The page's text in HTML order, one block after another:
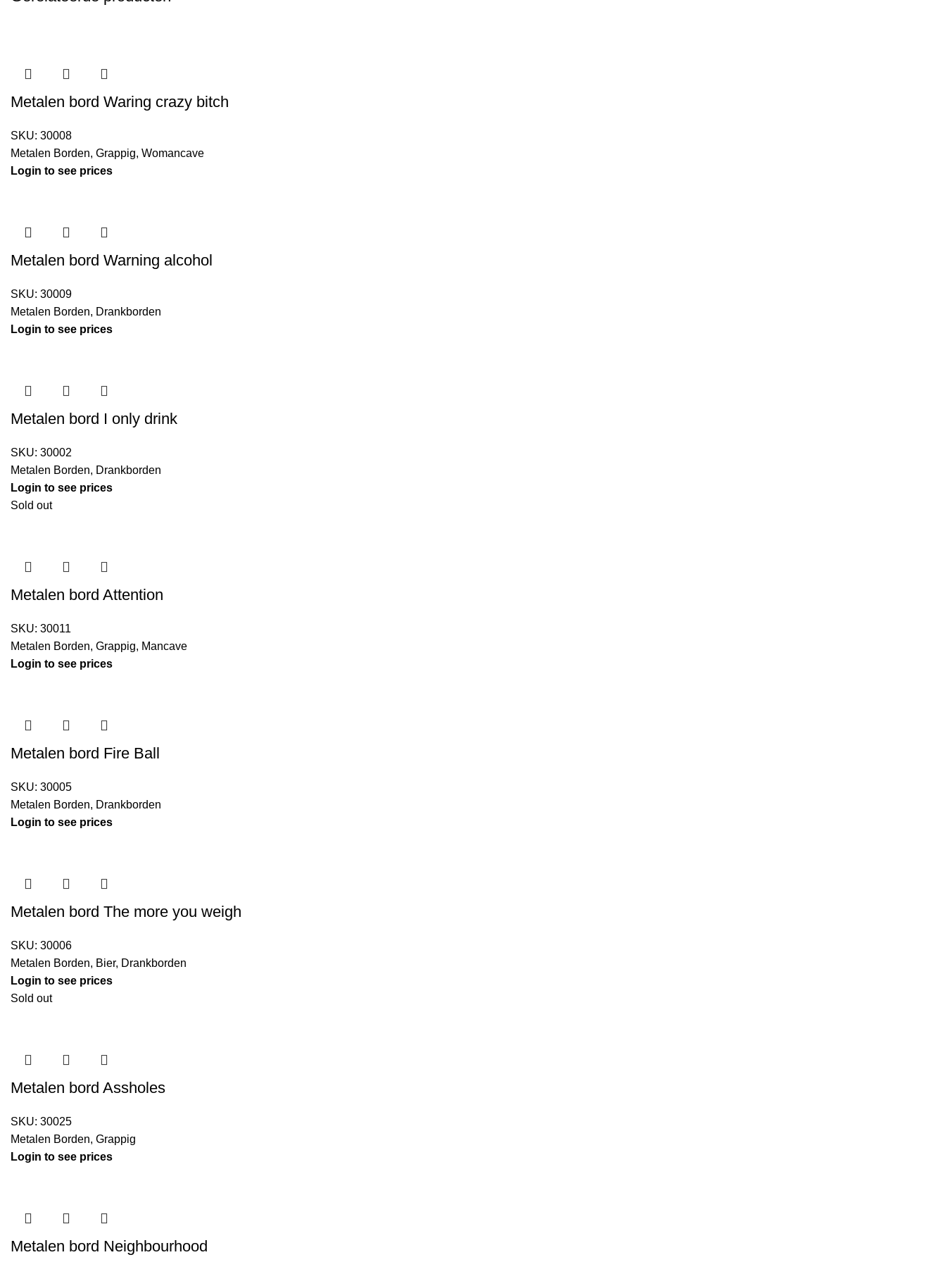
Metalen bord Waring crazy bitch
SKU: 30008
Metalen Borden, Grappig, Womancave
Login to see prices
Metalen bord Warning alcohol
SKU: 30009
Metalen Borden, Drankborden
Login to see prices
Metalen bord I only drink
SKU: 30002
Metalen Borden, Drankborden
Login to see prices
Sold out
Metalen bord Attention
SKU: 30011
Metalen Borden, Grappig, Mancave
Login to see prices
Metalen bord Fire Ball
SKU: 30005
Metalen Borden, Drankborden
Login to see prices
Metalen bord The more you weigh
SKU: 30006
Metalen Borden, Bier, Drankborden
Login to see prices
Sold out
Metalen bord Assholes
SKU: 30025
Metalen Borden, Grappig
Login to see prices
Metalen bord Neighbourhood